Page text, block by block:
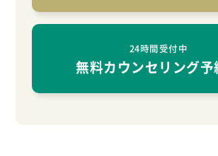
24時間受付中
無料カウンセリング予